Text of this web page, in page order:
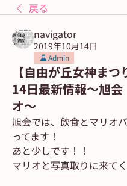
戻る
navigator
2019年10月14日
Admin
【自由が丘女神まつ
14日最新情報〜旭
オ〜
旭会では、飲食とマリオ
ってます！
あと少しです！！
マリオと写真取りに来て